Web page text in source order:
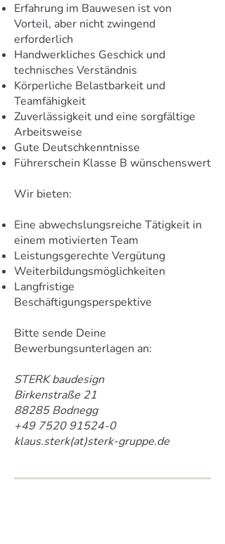
Erfahrung im Bauwesen ist von
Vorteil, aber nicht zwingend
erforderlich
Handwerkliches Geschick und
technisches Verständnis
Körperliche Belastbarkeit und
Teamfähigkeit
Zuverlässigkeit und eine sorgfältige
Arbeitsweise
Gute Deutschkenntnisse
Führerschein Klasse B wünschenswert
Wir bieten:
Eine abwechslungsreiche Tätigkeit in
einem motivierten Team
Leistungsgerechte Vergütung
Weiterbildungsmöglichkeiten
Langfristige
Beschäftigungsperspektive
Bitte sende Deine
Bewerbungsunterlagen an:
STERK baudesign
Birkenstraße 21
88285 Bodnegg
+49 7520 91524-0
klaus.sterk(at)sterk-gruppe.de